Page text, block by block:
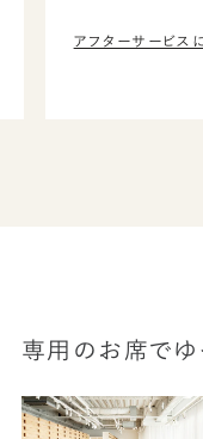
アフターサービス
専用のお席でゆ